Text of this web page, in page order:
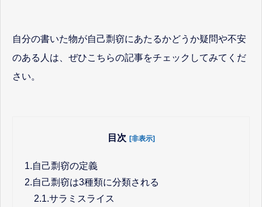
自分の書いた物が自己剽窃にあたるかどうか疑問や不安
のある人は、ぜひこちらの記事をチェックしてみてくだ
さい。
目次 [非表示]
1.自己剽窃の定義
2.自己剽窃は3種類に分類される
2.1.サラミスライス